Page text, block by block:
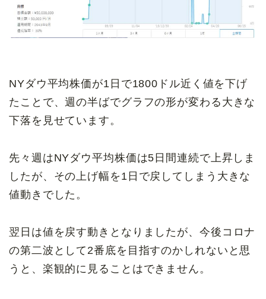
NYダウ平均株価が1日で1800ドル近く値を下げ
たことで、週の半ばでグラフの形が変わる大きな
下落を見せています。
先々週はNYダウ平均株価は5日間連続で上昇しま
したが、その上げ幅を1日で戻してしまう大きな
値動きでした。
翌日は値を戻す動きとなりましたが、今後コロナ
の第二波として2番底を目指すのかしれないと思
うと、楽観的に見ることはできません。